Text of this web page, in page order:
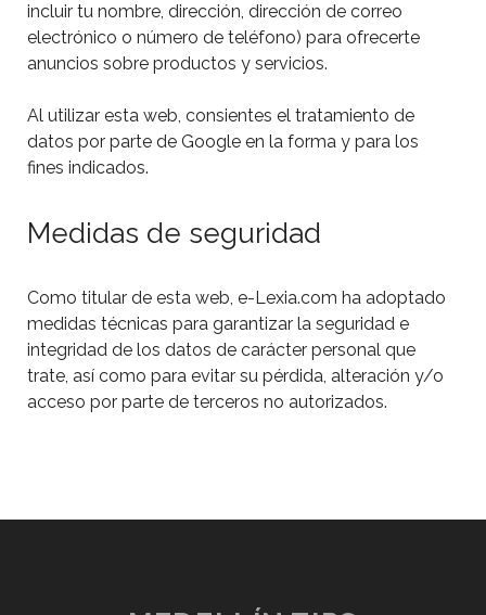
incluir tu nombre, dirección, dirección de correo
electrónico o número de teléfono) para ofrecerte
anuncios sobre productos y servicios.
Al utilizar esta web, consientes el tratamiento de
datos por parte de Google en la forma y para los
fines indicados.
Medidas de seguridad
Como titular de esta web, e-Lexia.com ha adoptado
medidas técnicas para garantizar la seguridad e
integridad de los datos de carácter personal que
trate, así como para evitar su pérdida, alteración y/o
acceso por parte de terceros no autorizados.